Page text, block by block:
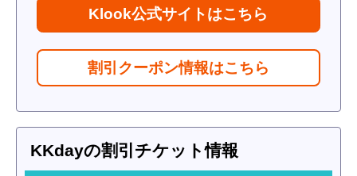
Klook公式サイトはこちら
割引クーポン情報はこちら
KKdayの割引チケット情報